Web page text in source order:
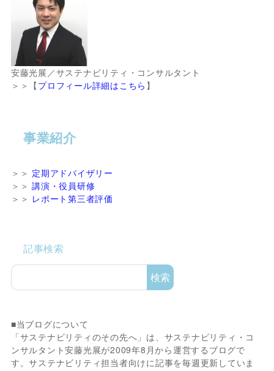
安藤光展／サステナビリティ・コンサルタント
＞＞【 プロフィール詳細はこちら 】
事業紹介
＞＞ 定期アドバイザリー
＞＞講演・役員研修
＞＞ レポート第三者評価
記事検索
検索
■当ブログについて
「サステナビリティのその先へ」は、サステナビリティ・コ
ンサルタント安藤光展が2009年8月から運営するブログで
す。サステナビリティ担当者向けに記事を毎週更新していま